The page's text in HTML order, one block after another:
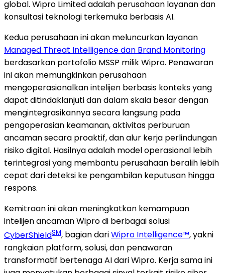
global. Wipro Limited adalah perusahaan layanan dan
konsultasi teknologi terkemuka berbasis AI.
Kedua perusahaan ini akan meluncurkan layanan
Managed Threat Intelligence dan Brand Monitoring
berdasarkan portofolio MSSP milik Wipro. Penawaran
ini akan memungkinkan perusahaan
mengoperasionalkan intelijen berbasis konteks yang
dapat ditindaklanjuti dan dalam skala besar dengan
mengintegrasikannya secara langsung pada
pengoperasian keamanan, aktivitas perburuan
ancaman secara proaktif, dan alur kerja perlindungan
risiko digital. Hasilnya adalah model operasional lebih
terintegrasi yang membantu perusahaan beralih lebih
cepat dari deteksi ke pengambilan keputusan hingga
respons.
Kemitraan ini akan meningkatkan kemampuan
intelijen ancaman Wipro di berbagai solusi
CyberShieldSM, bagian dariWipro Intelligence™, yakni
rangkaian platform, solusi, dan penawaran
transformatif bertenaga AI dari Wipro. Kerja sama ini